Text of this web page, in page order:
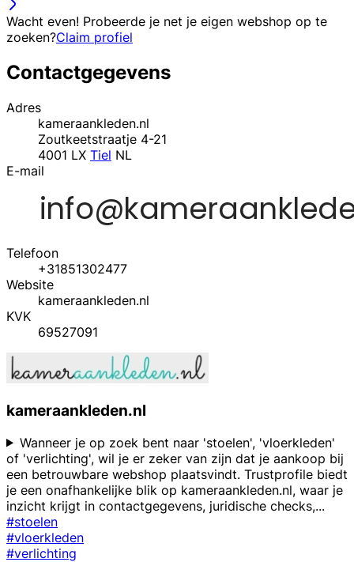
Wacht even! Probeerde je net je eigen webshop op te
zoeken?Claim profiel
Contactgegevens
Adres
kameraankleden.nl
Zoutkeetstraatje 4-21
4001 LX Tiel NL
E-mail
Telefoon
+31851302477
Website
kameraankleden.nl
KVK
69527091
kameraankleden.nl
Wanneer je op zoek bent naar 'stoelen', 'vloerkleden'
of 'verlichting', wil je er zeker van zijn dat je aankoop bij
een betrouwbare webshop plaatsvindt. Trustprofile biedt
je een onafhankelijke blik op kameraankleden.nl, waar je
inzicht krijgt in contactgegevens, juridische checks,...
#stoelen
#vloerkleden
#verlichting